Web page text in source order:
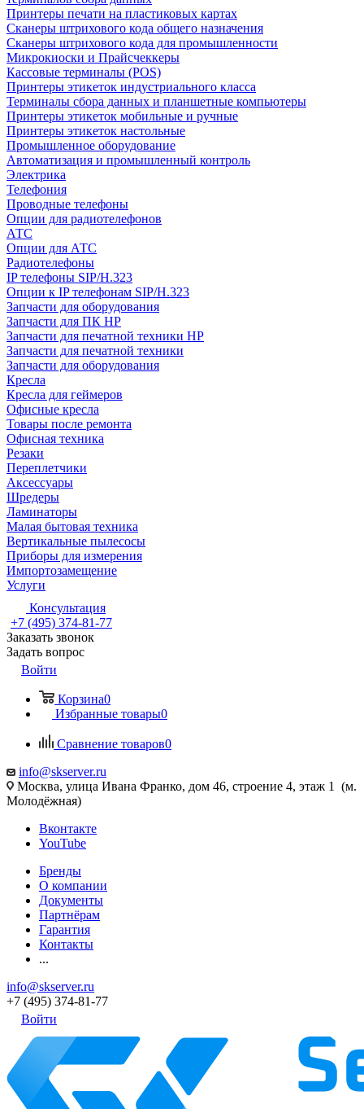
Принтеры печати на пластиковых картах
Сканеры штрихового кода общего назначения
Сканеры штрихового кода для промышленности
Микрокиоски и Прайсчеккеры
Кассовые терминалы (POS)
Принтеры этикеток индустриального класса
Терминалы сбора данных и планшетные компьютеры
Принтеры этикеток мобильные и ручные
Принтеры этикеток настольные
Промышленное оборудование
Автоматизация и промышленный контроль
Электрика
Телефония
Проводные телефоны
Опции для радиотелефонов
АТС
Опции для АТС
Радиотелефоны
IP телефоны SIP/H.323
Опции к IP телефонам SIP/H.323
Запчасти для оборудования
Запчасти для ПК HP
Запчасти для печатной техники HP
Запчасти для печатной техники
Запчасти для оборудования
Кресла
Кресла для геймеров
Офисные кресла
Товары после ремонта
Офисная техника
Резаки
Переплетчики
Аксессуары
Шредеры
Ламинаторы
Малая бытовая техника
Вертикальные пылесосы
Приборы для измерения
Импортозамещение
Услуги
Консультация
+7 (495) 374-81-77
Заказать звонок
Задать вопрос
Войти
Корзина0
Избранные товары0
Сравнение товаров0
info@skserver.ru
Москва, улица Ивана Франко, дом 46, строение 4, этаж 1 (м.
Молодёжная)
Вконтакте
YouTube
Бренды
О компании
Документы
Партнёрам
Гарантия
Контакты
...
info@skserver.ru
+7 (495) 374-81-77
Войти